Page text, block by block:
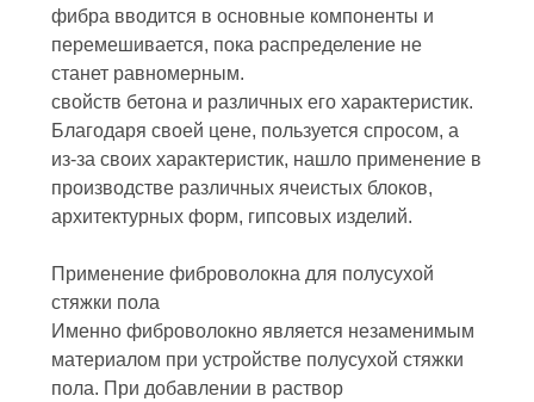
фибра вводится в основные компоненты и
перемешивается, пока распределение не
станет равномерным.
свойств бетона и различных его характеристик.
Благодаря своей цене, пользуется спросом, а
из-за своих характеристик, нашло применение в
производстве различных ячеистых блоков,
архитектурных форм, гипсовых изделий.
Применение фиброволокна для полусухой
стяжки пола
Именно фиброволокно является незаменимым
материалом при устройстве полусухой стяжки
пола. При добавлении в раствор